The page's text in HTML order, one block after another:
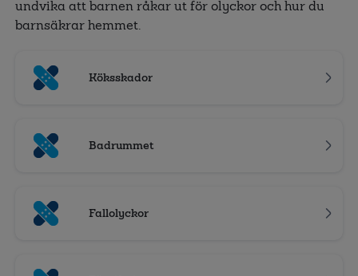
undvika att barnen råkar ut för olyckor och hur du
barnsäkrar hemmet.
Köksskador
Badrummet
Fallolyckor